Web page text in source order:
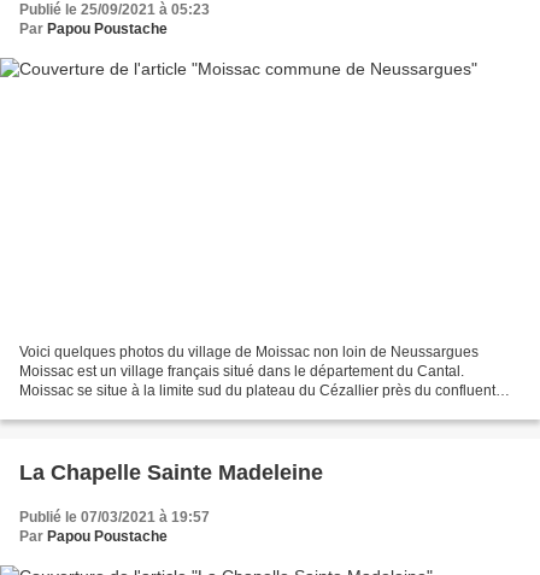
Publié le 25/09/2021 à 05:23
Par Papou Poustache
Voici quelques photos du village de Moissac non loin de Neussargues
Moissac est un village français situé dans le département du Cantal.
Moissac se situe à la limite sud du plateau du Cézallier près du confluent
La Chapelle Sainte Madeleine
Publié le 07/03/2021 à 19:57
Par Papou Poustache